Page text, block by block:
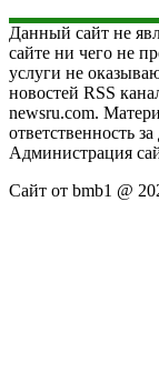
Данный сайт не
сайте ни чего не
услуги не
новостей RSS
newsru.com.
ответственность
Администрация
Сайт от bmb1 @